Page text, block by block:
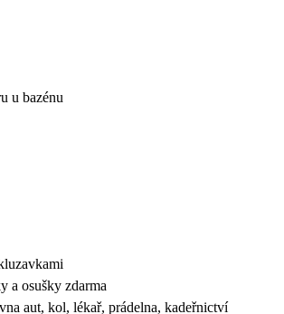
u bazénu
a osušky zdarma
aut, kol, lékař, prádelna, kadeřnictví